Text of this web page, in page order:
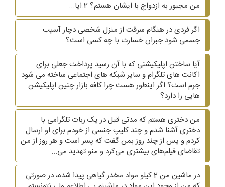
من مجبور به ازدواج با ایشان هستم؟ 2.ایا...
اگر فردی در هنگام سرقت از منزل شخصی دچار آسیب
جسمی شود جبران خسارت با چه کسی است؟
آیا ساختن اپلیکیشنی که با آن رسید پرداخت جعلی برای
اکانت های تلگرام و سایر شبکه های اجتماعی ساخته می شود
جرم است؟ اگر اینطور هست چرا کافه بازار چنین اپلیکیشن
هایی را دارد؟
من دختری هستم که مدتی قبل در یک ربات تلگرامی با
دختری آشنا شدم و چند کلیپ جنسی از خودم برای او ارسال
کردم و پس از چند روز بمن گفت که پسر است و هر روز از من
تقاضای فیلم‌های بیشتری می‌کرد و منو تهدید می...
در ماشین من 2 کیلو مواد مخدر گیاهی پیدا شده، در صورتی